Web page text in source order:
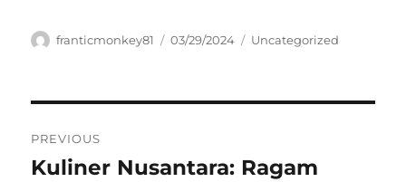
Author
franticmonkey81
Posted
03/29/2024 Categories
Uncategorized
pos
PREVIOUS
Previous
Kuliner Nusantara: Ragam